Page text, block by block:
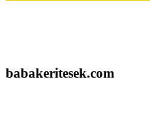
babakeritesek.com